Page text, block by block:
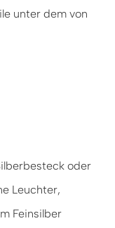
unter dem von
oder
Leuchter,
Feinsilber